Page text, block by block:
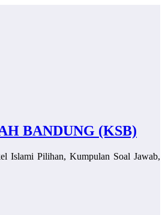
BANDUNG (KSB)
Islami Pilihan, Kumpulan Soal Jawab,